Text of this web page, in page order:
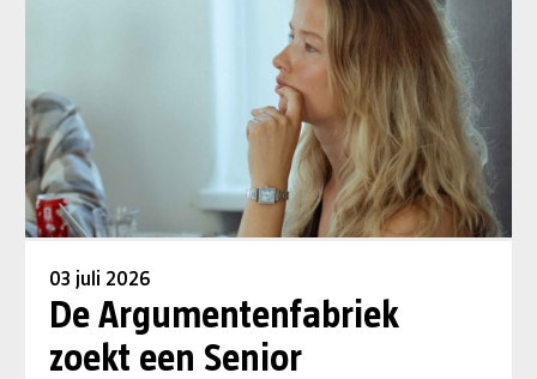
03 juli 2026
De Argumentenfabriek
zoekt een Senior